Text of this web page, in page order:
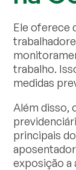
Ele oferece
trabalho.
medidas
Além disso,
principais
exposição a